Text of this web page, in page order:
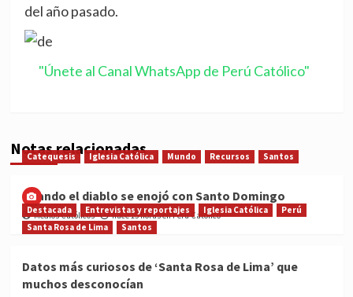
del año pasado.
"Únete al Canal WhatsApp de Perú Católico"
Notas relacionadas
Catequesis Iglesia Católica Mundo Recursos Santos
Cuando el diablo se enojó con Santo Domingo
Medios Católicos hace 15 horas en Perú Católico
Destacada Entrevistas y reportajes Iglesia Católica
Perú
Santa Rosa de Lima
Santos
Datos más curiosos de ‘Santa Rosa de Lima’ que
muchos desconocían